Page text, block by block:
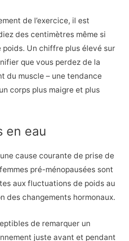
de l’exercice, il est
des centimètres même si
poids. Un chiffre plus élevé sur
que vous perdez de la
du muscle – une tendance
corps plus maigre et plus
en eau
cause courante de prise de
pré-ménopausées sont
aux fluctuations de poids au
des changements hormonaux.
de remarquer un
juste avant et pendant